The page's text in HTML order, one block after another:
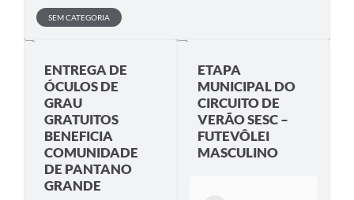
Audiências Públicas
Arquivos para Download
Notícias
Turismo
Contas Públicas
Legislação
SEM CATEGORIA
ENTREGA DE
ÓCULOS DE
GRAU
GRATUITOS
BENEFICIA
COMUNIDADE
DE PANTANO
GRANDE
ETAPA
MUNICIPAL DO
CIRCUITO DE
VERÃO SESC –
FUTEVÔLEI
MASCULINO